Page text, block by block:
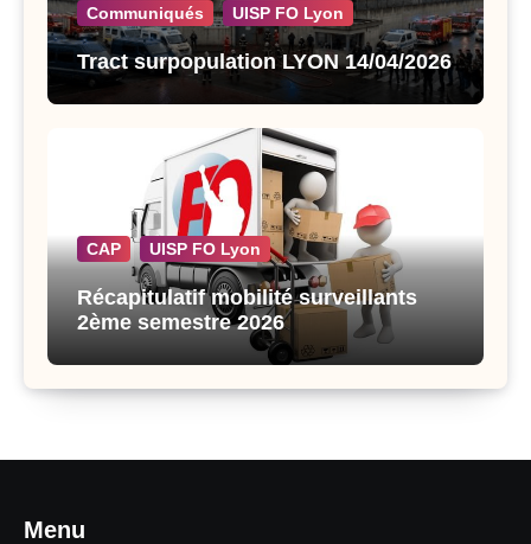
Communiqués UISP FO Lyon
Tract surpopulation LYON 14/04/2026
CAP UISP FO Lyon
Récapitulatif mobilité surveillants
2ème semestre 2026
Menu